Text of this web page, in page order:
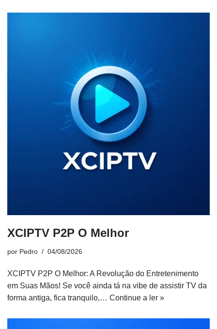
XCIPTV P2P O Melhor
por Pedro 04/08/2026
XCIPTV P2P O Melhor: A Revolução do Entretenimento
em Suas Mãos! Se você ainda tá na vibe de assistir TV da
forma antiga, fica tranquilo,… Continue a ler »